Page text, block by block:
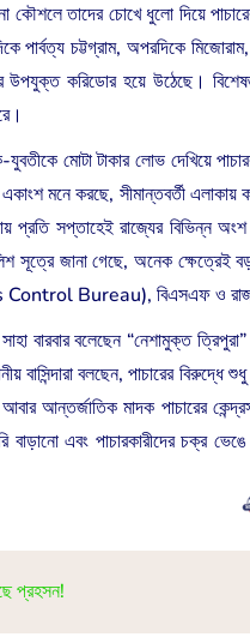
কৌশলে তাদের চোখে ধুলো দিয়ে
চট্টগ্রাম, অপরদিকে
উপযুক্ত করিডোর হয়ে উঠেছে।
মোটা টাকার লোভ দেখিয়ে
মনে করছে, সীমান্তবর্তী এলাকায়
প্রতি সপ্তাহেই রাজ্যের বিভিন্ন
সূত্রে জানা গেছে, অনেক ক্ষেত্রেই
Bureau), বিএসএফ ও রাজ্য
সাহা বারবার বলেছেন “নেশামুক্ত
বাসিন্দারা বলছেন, পাচারের
আবার আন্তর্জাতিক মাদক পাচারের
বাড়ানো এবং পাচারকারীদের
প্রহসন!